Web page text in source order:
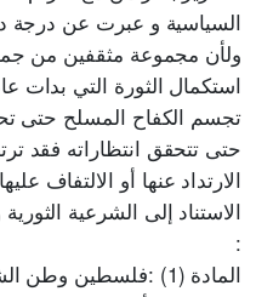
السياسية و عبرت عن درجة
ولأن مجموعة مثقفين من
تجسم الكفاح المسلح حتى
حتى تتحقق انتظاراته فقد
الارتداد عنها أو الالتفاف
الاستناد إلى الشرعية
:
المادة (1) :فلسطين